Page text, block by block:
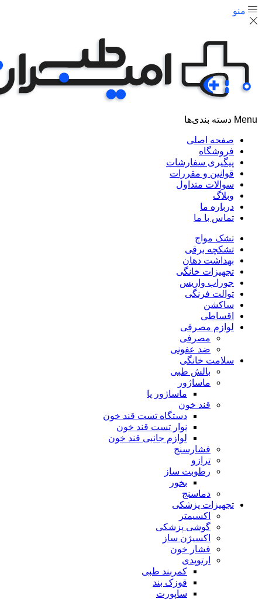
منو
Menu دسته بندی‌ها
صفحه اصلی
فروشگاه
پیگیری سفارشات
قوانین و مقررات
سوالات متداول
وبلاگ
درباره ما
تماس با ما
تشک مواج
تشکچه برقی
بهداشت دهان
تجهیزات خانگی
جوراب واریس
توالت فرنگی
ساکشن
اقساطی
لوازم مصرفی
مصرفی
ضد عفونی
سلامت خانگی
بالش طبی
ماساژور
ماساژور پا
قند خون
دستگاه تست قند خون
نوار تست قند خون
لوازم جانبی قند خون
فشارسنج
ترازو
رطوبت ساز
بخور
دماسنج
تجهیزات پزشکی
اکسیمتر
گوشی پزشکی
اکسیژن ساز
فشار خون
ارتوپدی
کمربند طبی
قوزک بند
ساپورت